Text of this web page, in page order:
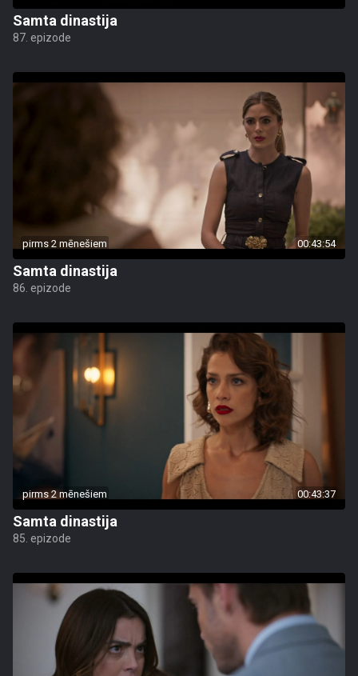
Samta dinastija
87. epizode
pirms 2 mēnešiem 00:43:54
Samta dinastija
86. epizode
pirms 2 mēnešiem 00:43:37
Samta dinastija
85. epizode